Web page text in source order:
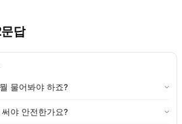
답
물어봐야 하죠?
야 안전한가요?